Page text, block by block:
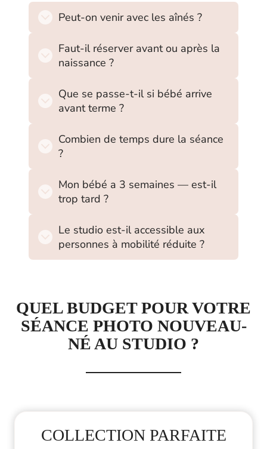
Peut-on venir avec les aînés ?
Faut-il réserver avant ou après la
naissance ?
Que se passe-t-il si bébé arrive
avant terme ?
Combien de temps dure la séance
?
Mon bébé a 3 semaines — est-il
trop tard ?
Le studio est-il accessible aux
personnes à mobilité réduite ?
QUEL BUDGET POUR VOTRE
SÉANCE PHOTO NOUVEAU-
NÉ AU STUDIO ?
COLLECTION PARFAITE